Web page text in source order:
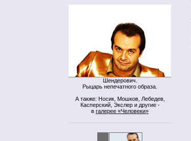
Шендерович.
Рыцарь непечатного образа.
А также: Носик, Мошков, Лебедев,
Касперский, Экслер и другие -
в галерее «Человеки»